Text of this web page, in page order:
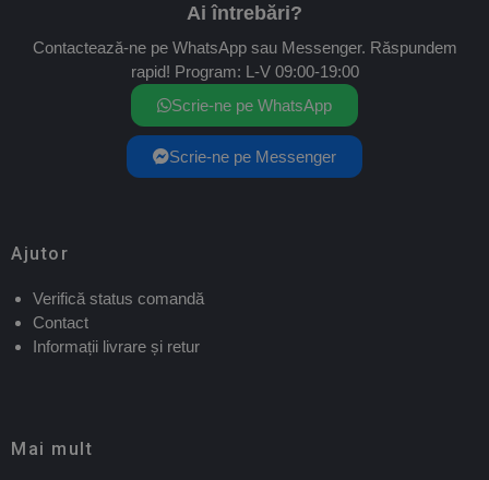
Ai întrebări?
Contactează-ne pe WhatsApp sau Messenger. Răspundem
rapid! Program: L-V 09:00-19:00
Scrie-ne pe WhatsApp
Scrie-ne pe Messenger
Ajutor
Verifică status comandă
Contact
Informații livrare și retur
Mai mult